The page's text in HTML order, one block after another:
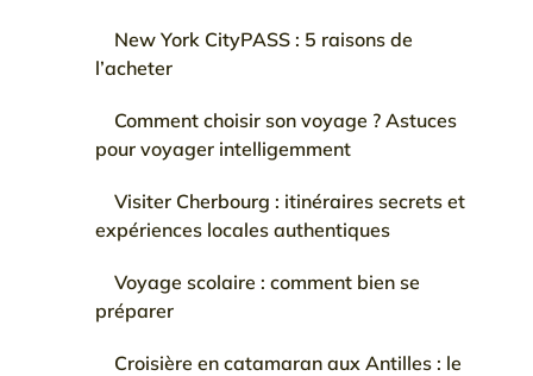
New York CityPASS : 5 raisons de
l’acheter
Comment choisir son voyage ? Astuces
pour voyager intelligemment
Visiter Cherbourg : itinéraires secrets et
expériences locales authentiques
Voyage scolaire : comment bien se
préparer
Croisière en catamaran aux Antilles : le